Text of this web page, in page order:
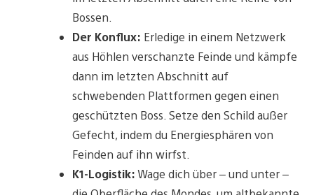
Bossen.
Der Konflux: Erledige in einem Netzwerk
aus Höhlen verschanzte Feinde und kämpfe
dann im letzten Abschnitt auf
schwebenden Plattformen gegen einen
geschützten Boss. Setze den Schild außer
Gefecht, indem du Energiesphären von
Feinden auf ihn wirfst.
K1-Logistik:Wage dich über – und unter –